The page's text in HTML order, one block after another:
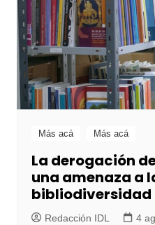
Más acá Más acá
La derogación
una amenaza a
Redacción IDL 4